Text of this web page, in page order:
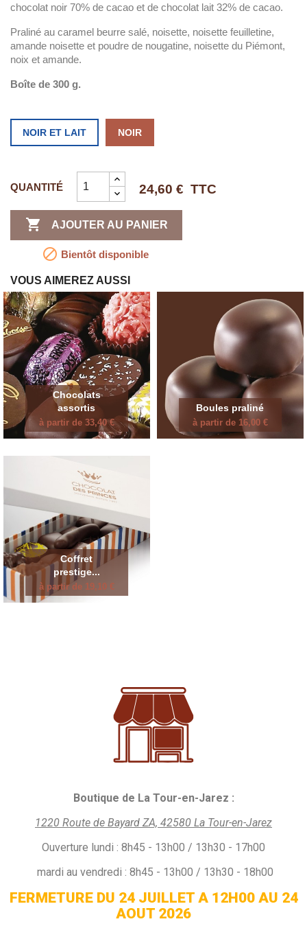
chocolat noir 70% de cacao et de chocolat lait 32% de cacao.
Praliné au caramel beurre salé, noisette, noisette feuilletine,
amande noisette et poudre de nougatine, noisette du Piémont,
noix et amande.
Boîte de 300 g.
NOIR ET LAIT NOIR
QUANTITÉ 24,60 € TTC
 AJOUTER AU PANIER
 Bientôt disponible
VOUS AIMEREZ AUSSI
Chocolats
assortis
à partir de 33,40 €
Boules praliné
à partir de 16,00 €
Coffret
prestige...
à partir de 19,10 €
Boutique de La Tour-en-Jarez :
1220 Route de Bayard ZA, 42580 La Tour-en-Jarez
Ouverture lundi : 8h45 - 13h00 / 13h30 - 17h00
mardi au vendredi : 8h45 - 13h00 / 13h30 - 18h00
FERMETURE DU 24 JUILLET A 12H00 AU 24
AOUT 2026